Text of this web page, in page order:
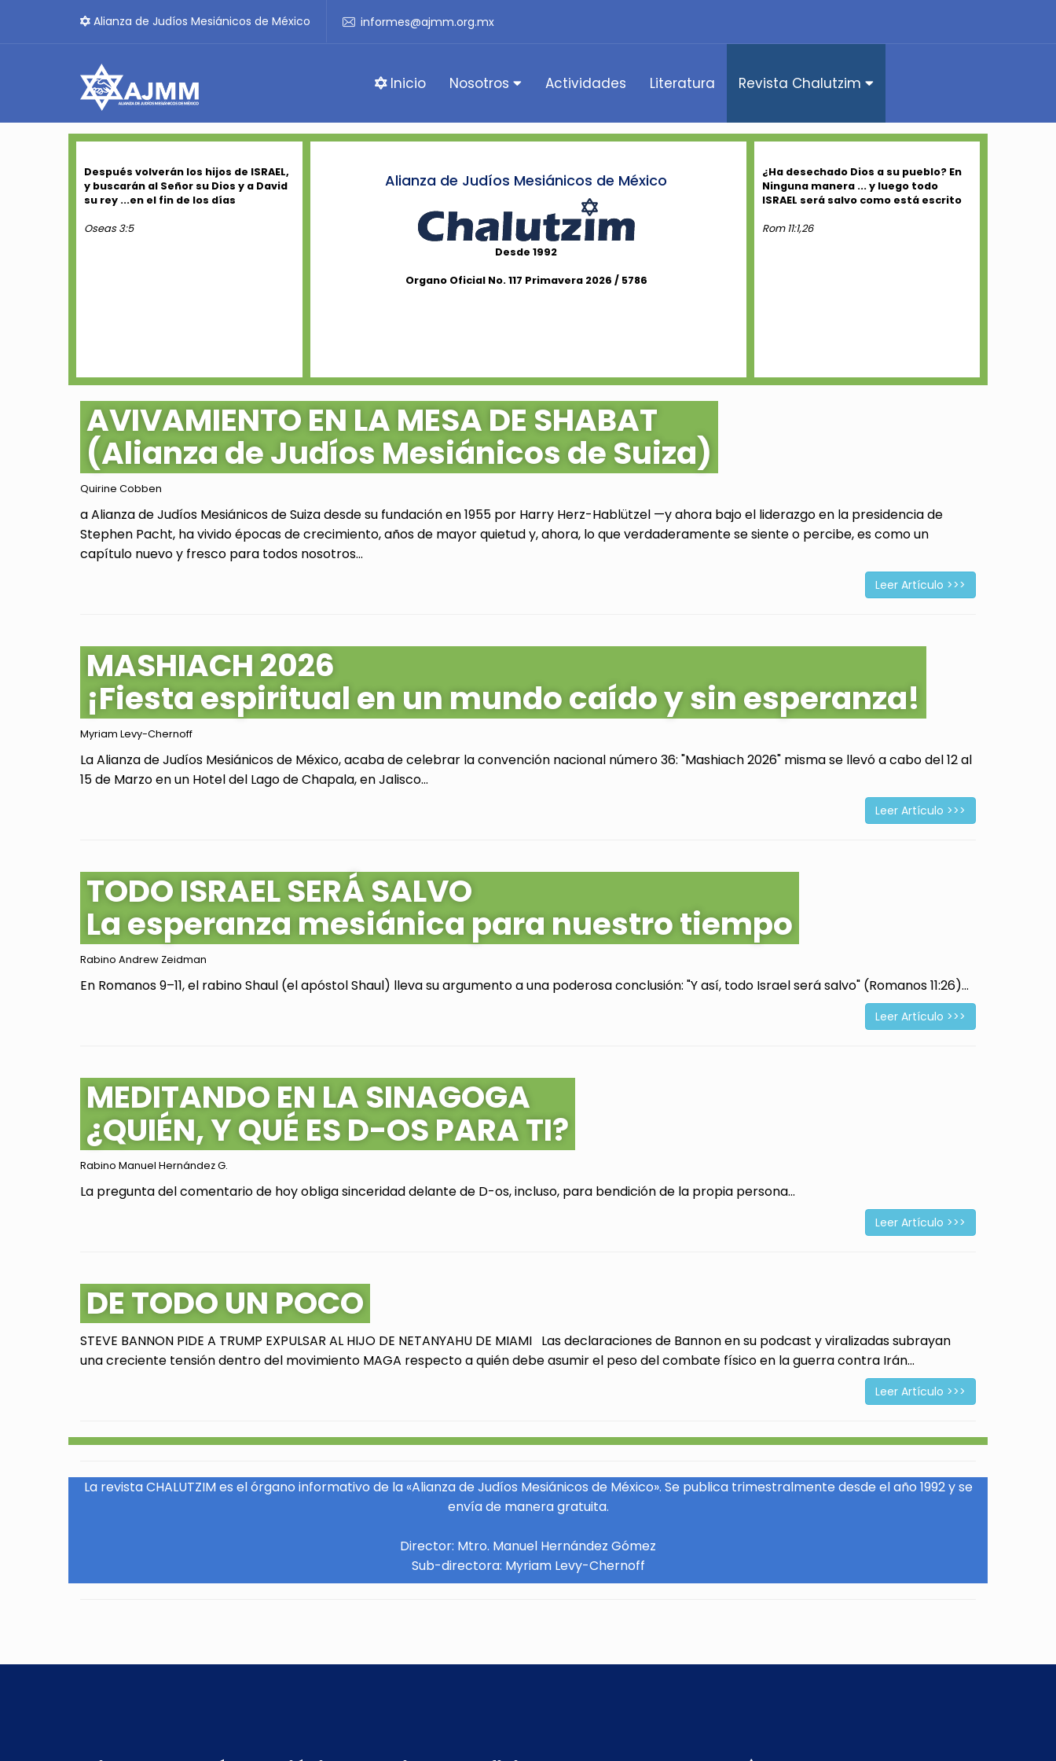
Alianza de Judíos Mesiánicos de México informes@ajmm.org.mx
Inicio Nosotros Actividades Literatura Revista Chalutzim
Después volverán los hijos de ISRAEL,
y buscarán al Señor su Dios y a David
su rey ...en el fin de los días
Oseas 3:5
Alianza de Judíos Mesiánicos de México
Desde 1992
Organo Oficial No. 117 Primavera 2026 / 5786
¿Ha desechado Dios a su pueblo? En
Ninguna manera ... y luego todo
ISRAEL será salvo como está escrito
Rom 11:1,26
AVIVAMIENTO EN LA MESA DE SHABAT
(Alianza de Judíos Mesiánicos de Suiza)
Quirine Cobben
a Alianza de Judíos Mesiánicos de Suiza desde su fundación en 1955 por Harry Herz-Hablützel —y ahora bajo el liderazgo en la presidencia de
Stephen Pacht, ha vivido épocas de crecimiento, años de mayor quietud y, ahora, lo que verdaderamente se siente o percibe, es como un
capítulo nuevo y fresco para todos nosotros...
Leer Artículo >>>
MASHIACH 2026
¡Fiesta espiritual en un mundo caído y sin esperanza!
Myriam Levy-Chernoff
La Alianza de Judíos Mesiánicos de México, acaba de celebrar la convención nacional número 36: "Mashiach 2026" misma se llevó a cabo del 12 al
15 de Marzo en un Hotel del Lago de Chapala, en Jalisco...
Leer Artículo >>>
TODO ISRAEL SERÁ SALVO
La esperanza mesiánica para nuestro tiempo
Rabino Andrew Zeidman
En Romanos 9–11, el rabino Shaul (el apóstol Shaul) lleva su argumento a una poderosa conclusión: "Y así, todo Israel será salvo" (Romanos 11:26)...
Leer Artículo >>>
MEDITANDO EN LA SINAGOGA
¿QUIÉN, Y QUÉ ES D-OS PARA TI?
Rabino Manuel Hernández G.
La pregunta del comentario de hoy obliga sinceridad delante de D-os, incluso, para bendición de la propia persona...
Leer Artículo >>>
DE TODO UN POCO
STEVE BANNON PIDE A TRUMP EXPULSAR AL HIJO DE NETANYAHU DE MIAMI Las declaraciones de Bannon en su podcast y viralizadas subrayan
una creciente tensión dentro del movimiento MAGA respecto a quién debe asumir el peso del combate físico en la guerra contra Irán...
Leer Artículo >>>
La revista CHALUTZIM es el órgano informativo de la «Alianza de Judíos Mesiánicos de México». Se publica trimestralmente desde el año 1992 y se
envía de manera gratuita.
Director: Mtro. Manuel Hernández Gómez
Sub-directora: Myriam Levy-Chernoff